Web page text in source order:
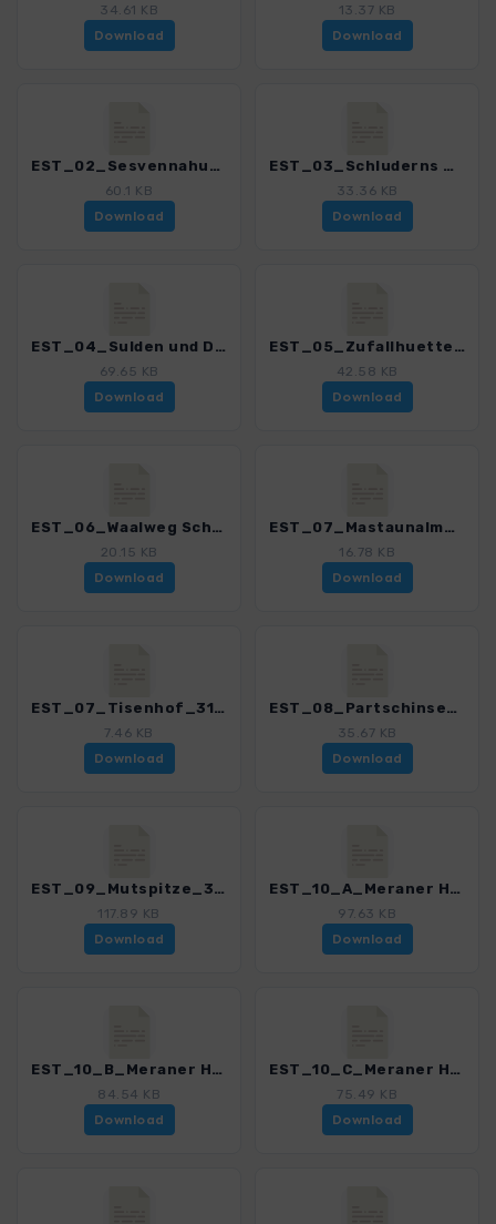
34.61 KB
Download
13.37 KB
Download
EST_02_Sesvennahuette_3152_2.gpx
60.1 KB
Download
EST_03_Schluderns mit Churburg_3152_2.gpx
33.36 KB
Download
EST_04_Sulden und Duesseldorfer Huette_3152_2.gpx
69.65 KB
Download
EST_05_Zufallhuette im Martelltal_3152_2.gpx
42.58 KB
Download
EST_06_Waalweg Schlanders_3152_2.gpx
20.15 KB
Download
EST_07_Mastaunalm_3152_2.gpx
16.78 KB
Download
EST_07_Tisenhof_3152_2.gpx
7.46 KB
Download
EST_08_Partschinser Wasserfall und Waalweg_3152_2.gpx
35.67 KB
Download
EST_09_Mutspitze_3152_2.gpx
117.89 KB
Download
EST_10_A_Meraner Hoehenweg_3152_2.gpx
97.63 KB
Download
EST_10_B_Meraner Hoehenweg_3152_2.gpx
84.54 KB
Download
EST_10_C_Meraner Hoehenweg_3152_2.gpx
75.49 KB
Download